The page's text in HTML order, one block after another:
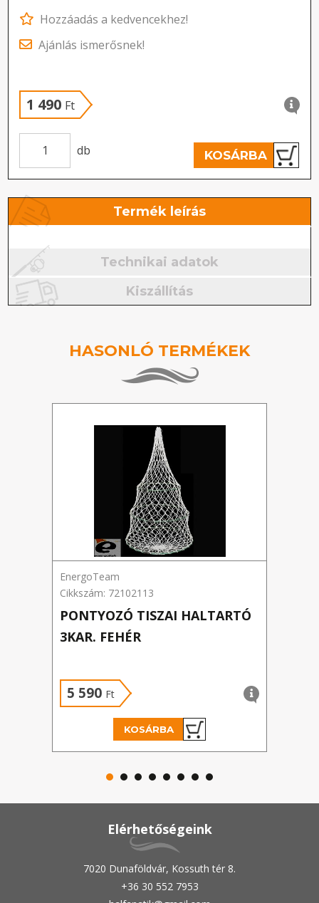
Hozzáadás a kedvencekhez!
Ajánlás ismerősnek!
1 490 Ft
db KOSÁRBA
Termék leírás
Technikai adatok
Kiszállítás
HASONLÓ TERMÉKEK
EnergoTeam
Cikkszám: 72102113
PONTYOZÓ TISZAI HALTARTÓ
3KAR. FEHÉR
5 590 Ft
KOSÁRBA
Elérhetőségeink
7020 Dunaföldvár, Kossuth tér 8.
+36 30 552 7953